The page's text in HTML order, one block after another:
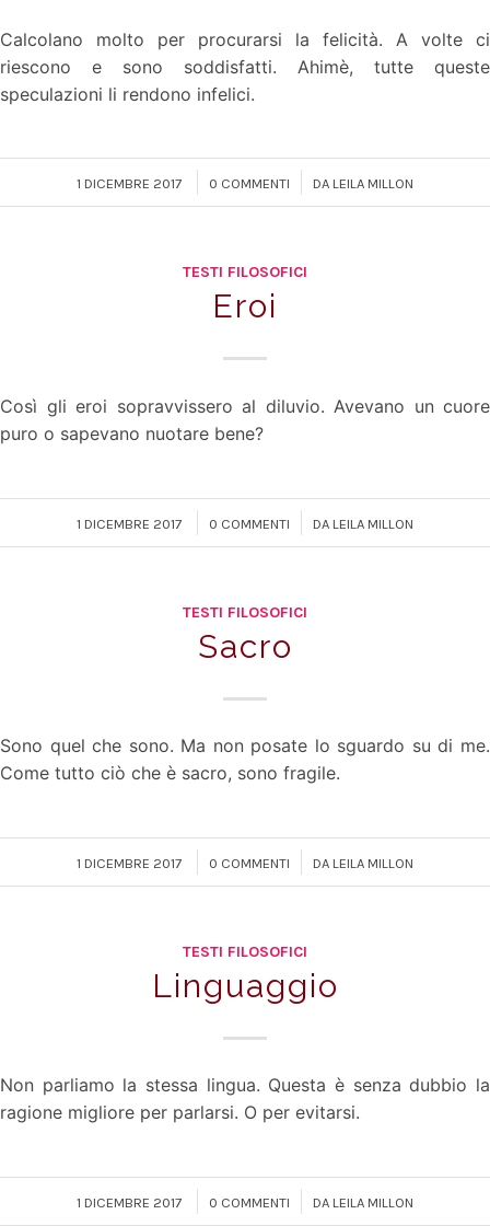
Calcolano molto per procurarsi la felicità. A volte ci
riescono e sono soddisfatti. Ahimè, tutte queste
speculazioni li rendono infelici.
1 DICEMBRE 2017
/ 0 COMMENTI
/ DA LEILA MILLON
TESTI FILOSOFICI
Eroi
Così gli eroi sopravvissero al diluvio. Avevano un cuore
puro o sapevano nuotare bene?
1 DICEMBRE 2017
/ 0 COMMENTI
/ DA LEILA MILLON
TESTI FILOSOFICI
Sacro
Sono quel che sono. Ma non posate lo sguardo su di me.
Come tutto ciò che è sacro, sono fragile.
1 DICEMBRE 2017
/ 0 COMMENTI
/ DA LEILA MILLON
TESTI FILOSOFICI
Linguaggio
Non parliamo la stessa lingua. Questa è senza dubbio la
ragione migliore per parlarsi. O per evitarsi.
1 DICEMBRE 2017
/ 0 COMMENTI
/ DA LEILA MILLON